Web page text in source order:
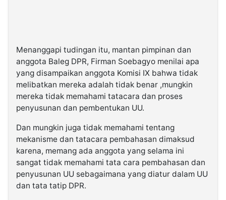
Menanggapi tudingan itu, mantan pimpinan dan
anggota Baleg DPR, Firman Soebagyo menilai apa
yang disampaikan anggota Komisi IX bahwa tidak
melibatkan mereka adalah tidak benar ,mungkin
mereka tidak memahami tatacara dan proses
penyusunan dan pembentukan UU.
Dan mungkin juga tidak memahami tentang
mekanisme dan tatacara pembahasan dimaksud
karena, memang ada anggota yang selama ini
sangat tidak memahami tata cara pembahasan dan
penyusunan UU sebagaimana yang diatur dalam UU
dan tata tatip DPR.